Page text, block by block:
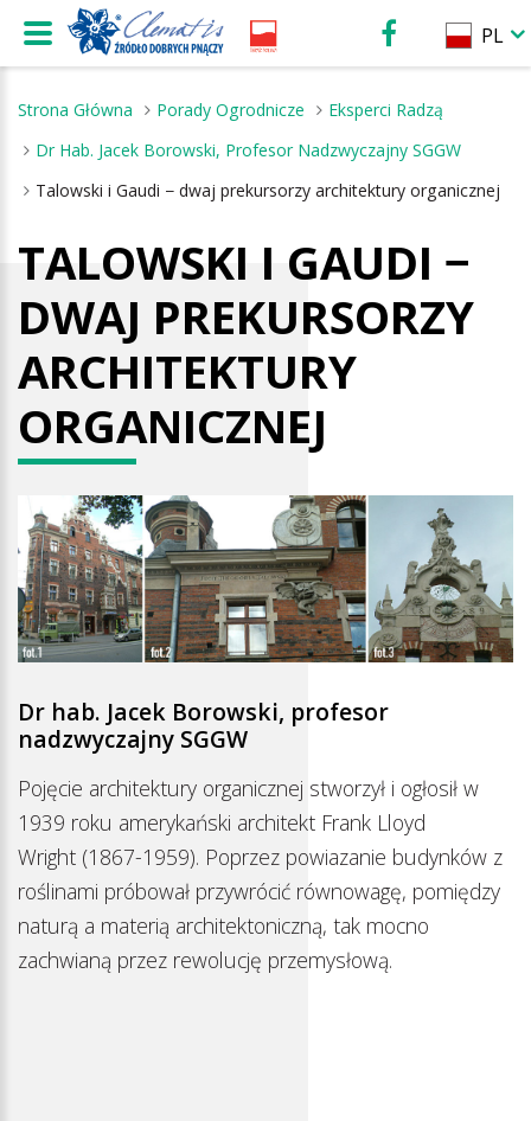
Strona Główna Porady Ogrodnicze
Eksperci Radzą
Dr Hab. Jacek Borowski, Profesor Nadzwyczajny SGGW
Talowski i Gaudi − dwaj prekursorzy architektury organicznej
TALOWSKI I GAUDI −
DWAJ PREKURSORZY
ARCHITEKTURY
ORGANICZNEJ
Dr hab. Jacek Borowski, profesor
nadzwyczajny SGGW
Pojęcie architektury organicznej stworzył i ogłosił w
1939 roku amerykański architekt Frank Lloyd
Wright (1867-1959). Poprzez powiazanie budynków z
roślinami próbował przywrócić równowagę, pomiędzy
naturą a materią architektoniczną, tak mocno
zachwianą przez rewolucję przemysłową.
PL